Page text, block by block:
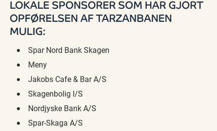
LOKALE SPONSORER SOM HAR GJORT
OPFØRELSEN AF TARZANBANEN
MULIG:
Spar Nord Bank Skagen
Meny
Jakobs Cafe & Bar A/S
Skagenbolig I/S
Nordjyske Bank A/S
Spar-Skaga A/S